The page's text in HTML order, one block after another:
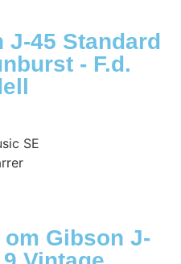
45 Standard
- F.d.
SE
Gibson J-